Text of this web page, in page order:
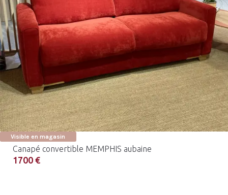
Visible en magasin
Canapé convertible MEMPHIS aubaine
1700 €